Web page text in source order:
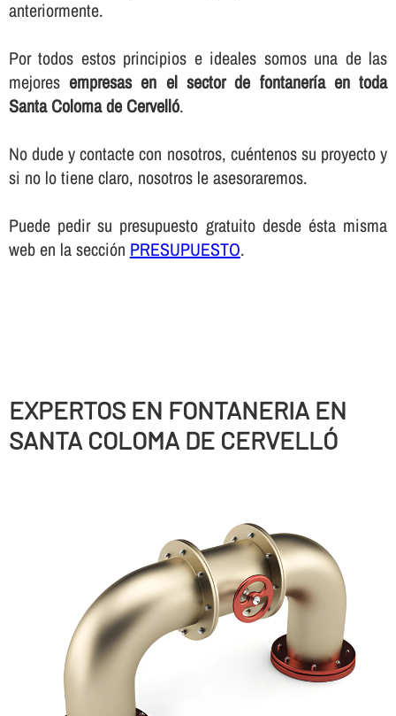
anteriormente.
Por todos estos principios e ideales somos una de las
mejoresempresas en el sector de fontanerí­a en toda
Santa Coloma de Cervelló.
No dude y contacte con nosotros, cuéntenos su proyecto y
si no lo tiene claro, nosotros le asesoraremos.
Puede pedir su presupuesto gratuito desde ésta misma
web en la sección PRESUPUESTO.
EXPERTOS EN FONTANERIA EN
SANTA COLOMA DE CERVELLÓ